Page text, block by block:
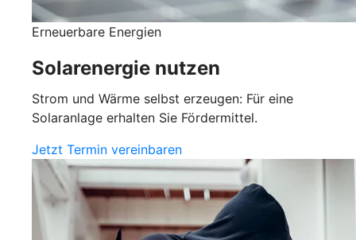
Erneuerbare Energien
Solarenergie nutzen
Strom und Wärme selbst erzeugen: Für eine
Solaranlage erhalten Sie Fördermittel.
Jetzt Termin vereinbaren